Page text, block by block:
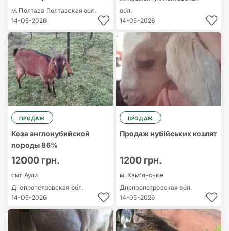
м. Полтава Полтавская обл.
14-05-2026
обл.
14-05-2026
ПРОДАЖ
Коза англонубийской
породы 86%
12000 грн.
смт Аули
Днепропетровская обл.
14-05-2026
ПРОДАЖ
Продаж нубійських козлят
1200 грн.
м. Кам'янське
Днепропетровская обл.
14-05-2026